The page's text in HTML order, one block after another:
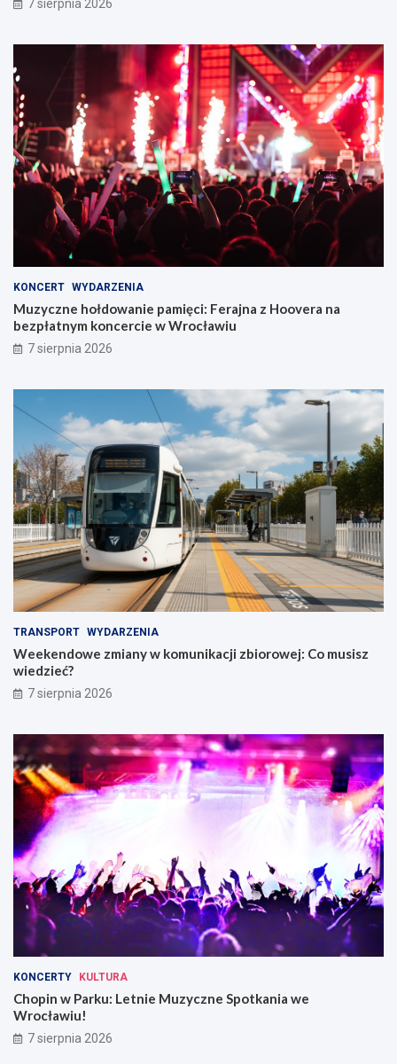
7 sierpnia 2026
KONCERT WYDARZENIA
Muzyczne hołdowanie pamięci: Ferajna z Hoovera na
bezpłatnym koncercie w Wrocławiu
7 sierpnia 2026
TRANSPORT WYDARZENIA
Weekendowe zmiany w komunikacji zbiorowej: Co musisz
wiedzieć?
7 sierpnia 2026
KONCERTY KULTURA
Chopin w Parku: Letnie Muzyczne Spotkania we
Wrocławiu!
7 sierpnia 2026